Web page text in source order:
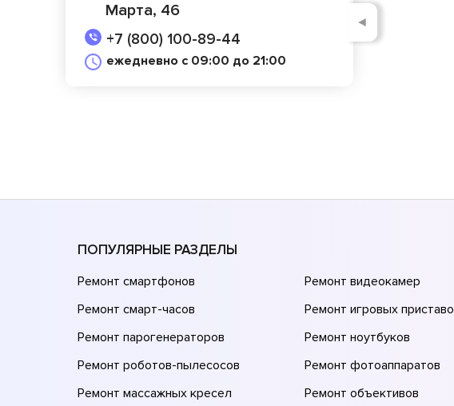
Марта, 46
+7 (800) 100-89-44
ежедневно с 09:00 до 21:00
◄
ПОПУЛЯРНЫЕ РАЗДЕЛЫ
Ремонт смартфонов
Ремонт смарт-часов
Ремонт парогенераторов
Ремонт роботов-пылесосов
Ремонт массажных кресел
Ремонт видеокамер
Ремонт игровых
Ремонт ноутбуков
Ремонт фотоаппаратов
Ремонт объективов